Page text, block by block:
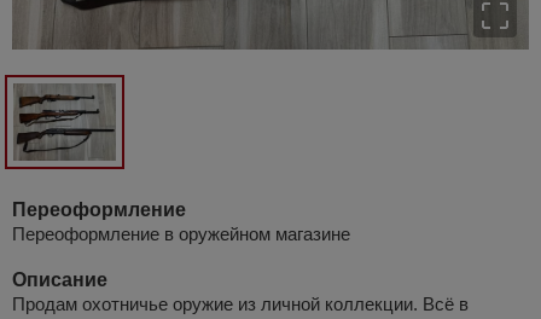
Переоформление
Переоформление в оружейном магазине
Описание
Продам охотничье оружие из личной коллекции. Всё в